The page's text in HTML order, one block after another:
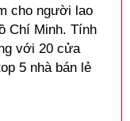
cho người lao
Chí Minh. Tính
với 20 cửa
5 nhà bán lẻ